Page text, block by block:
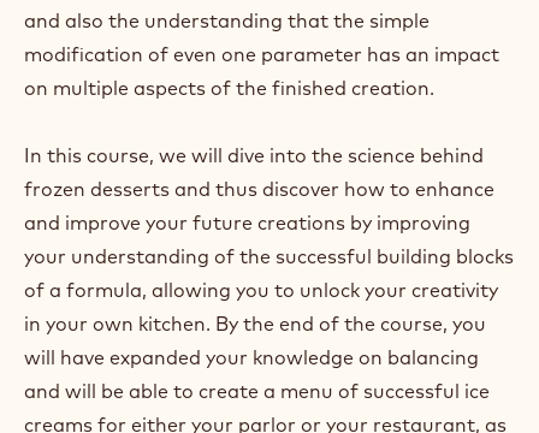
and also the understanding that the simple
modification of even one parameter has an impact
on multiple aspects of the finished creation.
In this course, we will dive into the science behind
frozen desserts and thus discover how to enhance
and improve your future creations by improving
your understanding of the successful building blocks
of a formula, allowing you to unlock your creativity
in your own kitchen. By the end of the course, you
will have expanded your knowledge on balancing
and will be able to create a menu of successful ice
creams for either your parlor or your restaurant, as